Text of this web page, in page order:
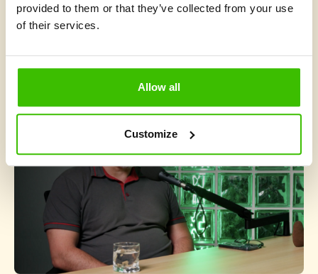
provided to them or that they’ve collected from your use
of their services.
Allow all
Customize
Co je v Gymnathlonu nového